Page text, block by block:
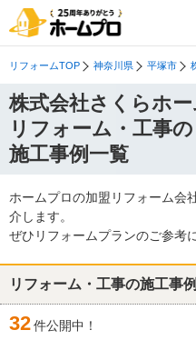
リフォームTOP 神奈川県 平塚市
株式会社さくらホ
リフォーム・工事の
施工事例一覧
ホームプロの加盟リフォーム会
介します。
ぜひリフォームプランのご参考
リフォーム・工事の施工事
32件公開中！